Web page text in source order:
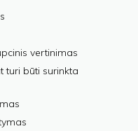
vertinimas
turi būti surinkta